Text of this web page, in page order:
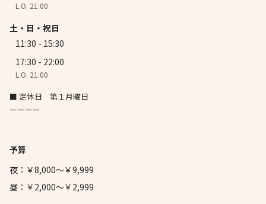
L.O. 21:00
土・日・祝日
11:30 - 15:30
17:30 - 22:00
L.O. 21:00
■ 定休日 第１月曜日
ーーーー
予算
夜：￥8,000～￥9,999
昼：￥2,000～￥2,999